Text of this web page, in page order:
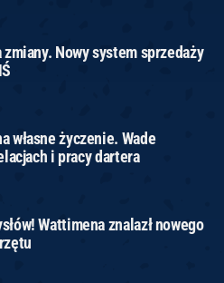
zmiany. Nowy system sprzedaży
własne życzenie. Wade
i pracy dartera
Wattimena znalazł nowego